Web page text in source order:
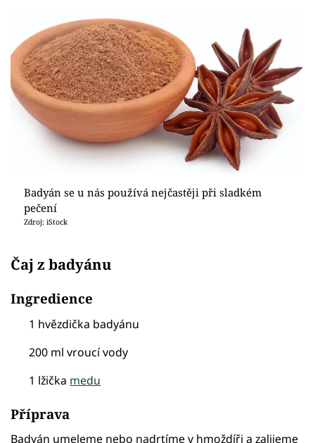
Badyán se u nás používá nejčastěji při sladkém
pečení
Zdroj: iStock
Čaj z badyánu
Ingredience
1 hvězdička badyánu
200 ml vroucí vody
1 lžička medu
Příprava
Badyán umeleme nebo nadrtíme v hmoždíři a zalijeme